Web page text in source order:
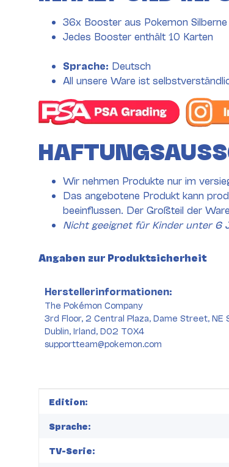
36x Booster aus Pokemon
Jedes Booster enthält 10 Karten
Sprache: Deutsch
All unsere Ware ist
Wir nehmen Produkte nur im
Das angebotene Produkt kann
beeinflussen. Der Großteil der
Nicht geeignet für Kinder unter 6
Angaben zur Produktsicherheit
Herstellerinformationen:
The Pokémon Company
3rd Floor, 2 Central Plaza, Dame Street, NE
Dublin, Irland, D02 T0X4
supportteam@pokemon.com
Produkteigenschaft
Wert
Edition:
Sprache:
TV-Serie: